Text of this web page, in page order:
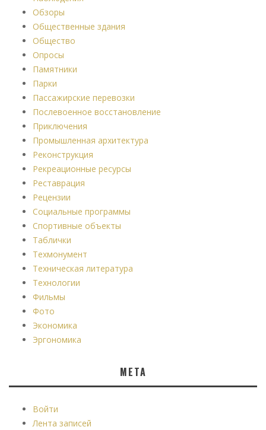
Обзоры
Общественные здания
Общество
Опросы
Памятники
Парки
Пассажирские перевозки
Послевоенное восстановление
Приключения
Промышленная архитектура
Реконструкция
Рекреационные ресурсы
Реставрация
Рецензии
Социальные программы
Спортивные объекты
Таблички
Техмонумент
Техническая литература
Технологии
Фильмы
Фото
Экономика
Эргономика
МЕТА
Войти
Лента записей